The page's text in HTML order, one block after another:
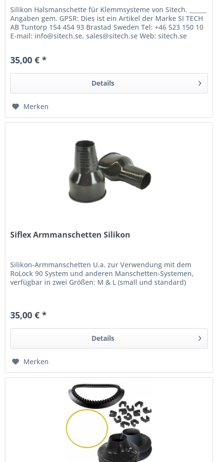
Silikon Halsmanschette für Klemmsysteme von Sitech. ______
Angaben gem. GPSR: Dies ist ein Artikel der Marke SI TECH
AB Tuntorp 154 454 93 Brastad Sweden Tel: +46 523 150 10
E-mail: info@sitech.se, sales@sitech.se Web: sitech.se
35,00 € *
Details
Merken
Siflex Armmanschetten Silikon
Silikon-Armmanschetten U.a. zur Verwendung mit dem
RoLock 90 System und anderen Manschetten-Systemen,
verfügbar in zwei Größen: M & L (small und standard)
35,00 € *
Details
Merken